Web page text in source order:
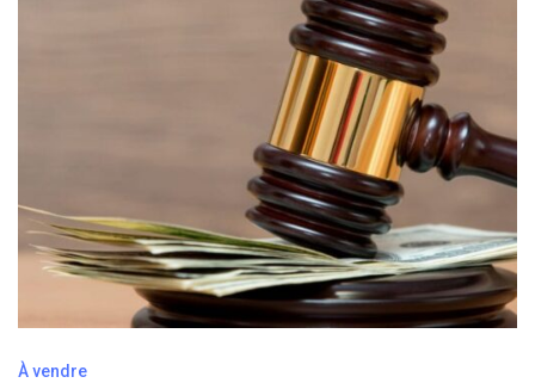
À vendre